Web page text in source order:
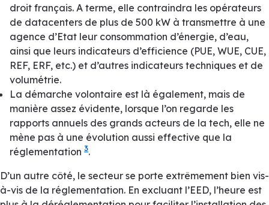
droit français. A terme, elle contraindra les opérateurs
de datacenters de plus de 500 kW à transmettre à une
agence d’Etat leur consommation d’énergie, d’eau,
ainsi que leurs indicateurs d’efficience (PUE, WUE, CUE,
REF, ERF, etc.) et d’autres indicateurs techniques et de
volumétrie.
La démarche volontaire est là également, mais de
manière assez évidente, lorsque l’on regarde les
rapports annuels des grands acteurs de la tech, elle ne
mène pas à une évolution aussi effective que la
réglementation 3.
D’un autre côté, le secteur se porte extrêmement bien vis-
à-vis de la réglementation. En excluant l’EED, l’heure est